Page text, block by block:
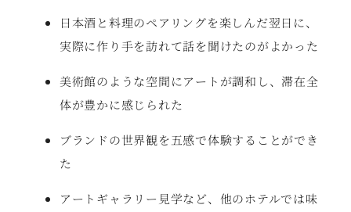
日本酒と料理のペアリングを楽しんだ翌日に、
実際に作り手を訪れて話を聞けたのがよかった
美術館のような空間にアートが調和し、滞在全
体が豊かに感じられた
ブランドの世界観を五感で体験することができ
た
アートギャラリー見学など、他のホテルでは味